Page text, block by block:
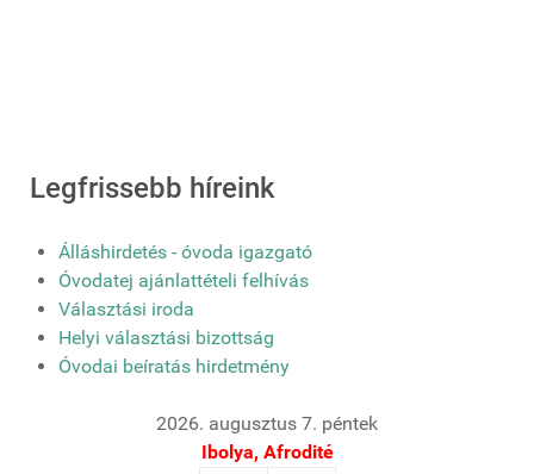
Legfrissebb híreink
Álláshirdetés - óvoda igazgató
Óvodatej ajánlattételi felhívás
Választási iroda
Helyi választási bizottság
Óvodai beíratás hirdetmény
2026. augusztus 7. péntek
Ibolya, Afrodité